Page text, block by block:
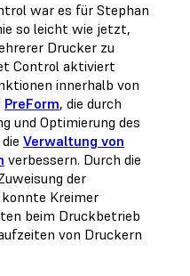
war es für Stephan
so leicht wie jetzt,
Drucker zu
Control aktiviert
innerhalb von
PreForm, die durch
und Optimierung des
Verwaltung von
verbessern. Durch die
der
Kreimer
beim Druckbetrieb
von Druckern